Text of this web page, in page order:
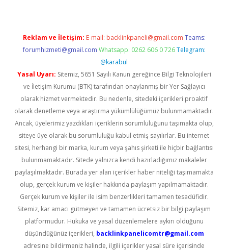
Reklam ve İletişim: E-mail: backlinkpaneli@gmail.com Teams:
forumhizmeti@gmail.com Whatsapp: 0262 606 0 726 Telegram:
@karabul
Yasal Uyarı: Sitemiz, 5651 Sayılı Kanun gereğince Bilgi Teknolojileri
ve İletişim Kurumu (BTK) tarafından onaylanmış bir Yer Sağlayıcı
olarak hizmet vermektedir. Bu nedenle, sitedeki içerikleri proaktif
olarak denetleme veya araştırma yükümlülüğümüz bulunmamaktadır.
Ancak, üyelerimiz yazdıkları içeriklerin sorumluluğunu taşımakta olup,
siteye üye olarak bu sorumluluğu kabul etmiş sayılırlar. Bu internet
sitesi, herhangi bir marka, kurum veya şahıs şirketi ile hiçbir bağlantısı
bulunmamaktadır. Sitede yalnızca kendi hazırladığımız makaleler
paylaşılmaktadır. Burada yer alan içerikler haber niteliği taşımamakta
olup, gerçek kurum ve kişiler hakkında paylaşım yapılmamaktadır.
Gerçek kurum ve kişiler ile isim benzerlikleri tamamen tesadüfidir.
Sitemiz, kar amacı gütmeyen ve tamamen ücretsiz bir bilgi paylaşım
platformudur. Hukuka ve yasal düzenlemelere aykırı olduğunu
düşündüğünüz içerikleri, backlinkpanelicomtr@gmail.com
adresine bildirmeniz halinde, ilgili içerikler yasal süre içerisinde